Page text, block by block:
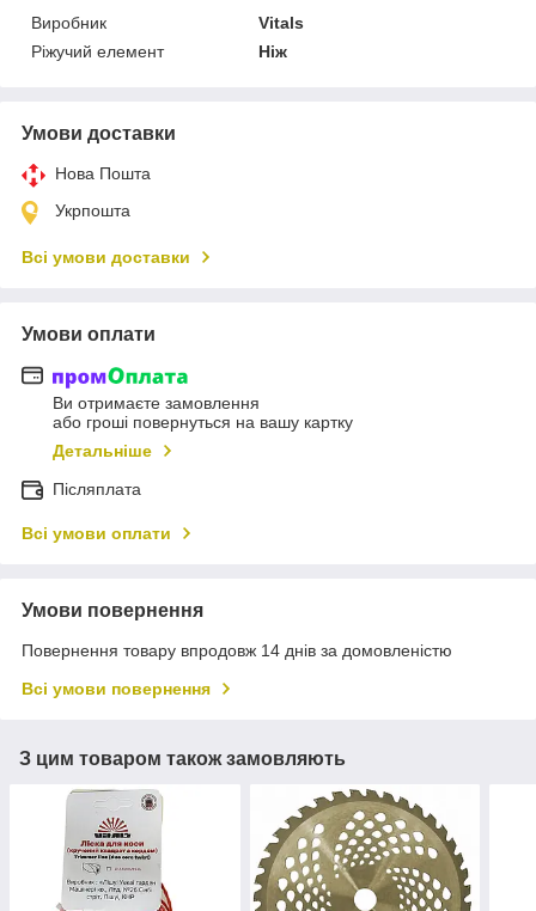
Виробник
Vitals
Ріжучий елемент
Ніж
Умови доставки
Нова Пошта
Укрпошта
Всі умови доставки
Умови оплати
Ви отримаєте замовлення
або гроші повернуться на вашу картку
Детальніше
Післяплата
Всі умови оплати
Умови повернення
Повернення товару впродовж 14 днів за домовленістю
Всі умови повернення
З цим товаром також замовляють